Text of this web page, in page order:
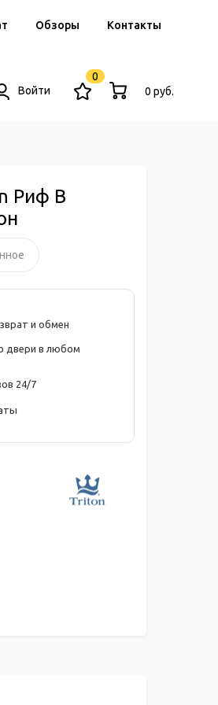
Обзоры Контакты
Войти
0
0 руб.
Риф В
и обмен
двери в любом
24/7